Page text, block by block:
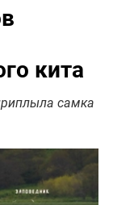
кита
самка